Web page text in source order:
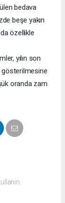
bedava
beşe yakın
özellikle
yılın son
gösterilmesine
oranda zam